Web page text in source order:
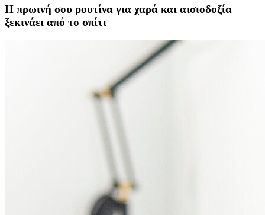
Η πρωινή σου ρουτίνα για χαρά και αισιοδοξία
ξεκινάει από το σπίτι